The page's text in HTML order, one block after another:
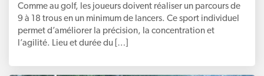
Comme au golf, les joueurs doivent réaliser un parcours de
9 à 18 trous en un minimum de lancers. Ce sport individuel
permet d’améliorer la précision, la concentration et
l’agilité. Lieu et durée du […]